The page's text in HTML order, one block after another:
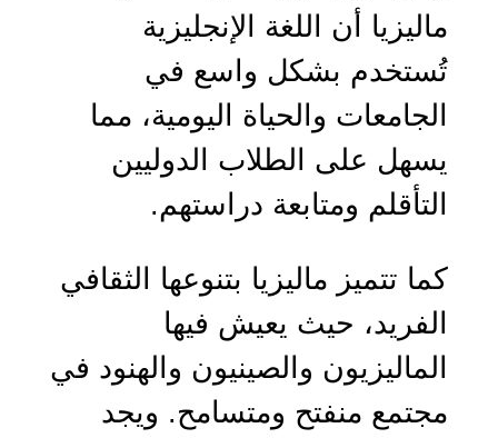
ماليزيا أن اللغة الإنجليزية
تُستخدم بشكل واسع في
الجامعات والحياة اليومية، مما
يسهل على الطلاب الدوليين
التأقلم ومتابعة دراستهم.
كما تتميز ماليزيا بتنوعها الثقافي
الفريد، حيث يعيش فيها
الماليزيون والصينيون والهنود في
مجتمع منفتح ومتسامح. ويجد